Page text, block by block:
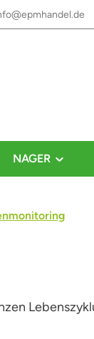
NAGER